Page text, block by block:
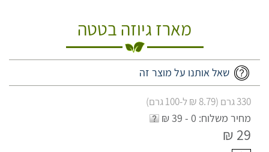
מארז גיוזה בטטה
שאל אותנו על מוצר זה
330 גרם (8.79 ₪ ל-100 גרם)
מחיר משלוח: 0 - 39 ₪
29 ₪